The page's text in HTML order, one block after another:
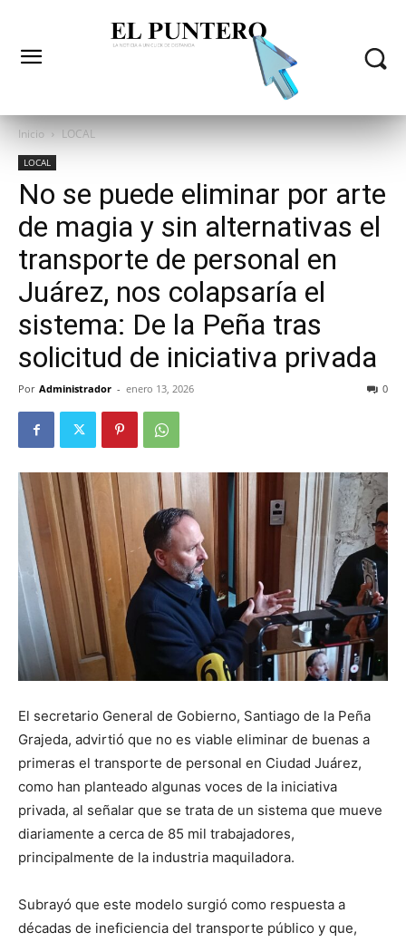
Inicio LOCAL
LOCAL
No se puede eliminar por arte
de magia y sin alternativas el
transporte de personal en
Juárez, nos colapsaría el
sistema: De la Peña tras
solicitud de iniciativa privada
Por Administrador - enero 13, 2026 0
El secretario General de Gobierno, Santiago de la Peña
Grajeda, advirtió que no es viable eliminar de buenas a
primeras el transporte de personal en Ciudad Juárez,
como han planteado algunas voces de la iniciativa
privada, al señalar que se trata de un sistema que mueve
diariamente a cerca de 85 mil trabajadores,
principalmente de la industria maquiladora.
Subrayó que este modelo surgió como respuesta a
décadas de ineficiencia del transporte público y que,